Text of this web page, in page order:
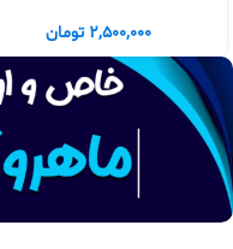
2,500,000 تومان